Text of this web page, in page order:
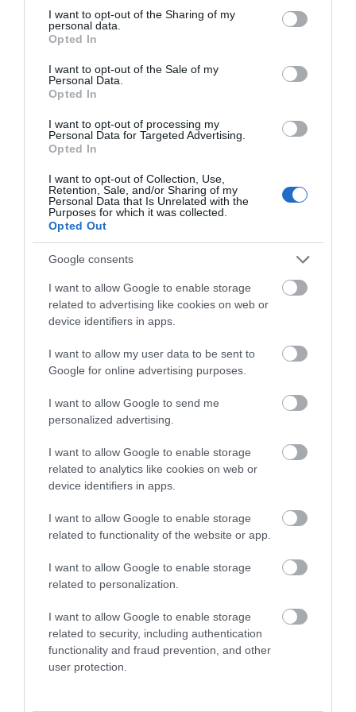
not limited to your visit or usage behaviour. You may click to
grant or deny consent to Google and its third-party tags to
use your data for below specified purposes in below Google
consent section.
I want to opt-out of the Sharing of my
personal data.
Opted In
I want to opt-out of the Sale of my
Personal Data.
Opted In
I want to opt-out of processing my
Personal Data for Targeted Advertising.
Opted In
I want to opt-out of Collection, Use,
Retention, Sale, and/or Sharing of my
Personal Data that Is Unrelated with the
Purposes for which it was collected.
Opted Out
Google consents
I want to allow Google to enable storage
related to advertising like cookies on web or
device identifiers in apps.
I want to allow my user data to be sent to
Google for online advertising purposes.
I want to allow Google to send me
personalized advertising.
I want to allow Google to enable storage
related to analytics like cookies on web or
device identifiers in apps.
I want to allow Google to enable storage
related to functionality of the website or app.
I want to allow Google to enable storage
related to personalization.
I want to allow Google to enable storage
related to security, including authentication
functionality and fraud prevention, and other
user protection.
μηχανολογικές εγκαταστάσεις κτιρίων,
παραγωγικών διαδικασιών
με ότι έχει σχέση με το αντικείμενο.
Στον κλάδο των κατασκευών
κατασκευαστικών εταιρειών.
Στην βιομηχανία – βιοτεχνία ως
μελέτες, ποιοτικό έλεγχο, ως
υπεύθυνος ή στέλεχος της
παραγωγής, ως υπεύθυνης
συντήρησης, ως επιβλέπων
κατασκευών, ως υπεύθυνος ασφάλειας
, στο κλάδο των πωλήσεων, κλπ
Σε εμπορικές επιχειρήσεις.
στέλεχος πωλήσεων – προώθησης
Στις τεχνικές επιχειρήσεις.Ως τεχνικό
στέλεχος και στέλεχος πωλήσεων .
Στην Β’ βάθμια εκπαίδευση : Ως
καθηγητής μαθημάτων τεχνολογίας
ΙΕΚ.
Στην Γ’ βάθμια εκπαίδευση
καθηγητής, μετά όμως από
διδακτορικές σπουδές.
Στον Δημόσιο Τομέα , στην Τοπική
κοινής ωφελείας :Ως τεχνικό στέλεχος
Στον Τραπεζικό Τομέα :
Το Τμήμα είναι σε επαφή με φορείς από όλους
τους ανωτέρω τομείς και προωθεί την